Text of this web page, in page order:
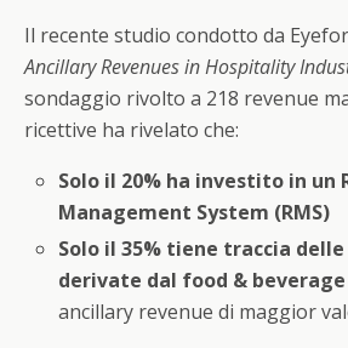
Il recente studio condotto da
Ancillary Revenues in Hospitality
sondaggio rivolto a 218 revenue
ricettive ha rivelato che:
Solo il 20% ha investito in un
Management System (RMS)
Solo il 35% tiene traccia
derivate dal food & beverage
ancillary revenue di maggior